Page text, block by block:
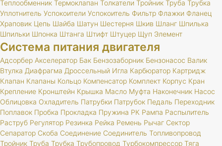
Теплообменник Термоклапан Толкатели Тройник Труба Трубка
Уплотнитель Успокоители Успокоитель Фильтр Флажки Фланец
Храповик Цепь Шайба Шатун Шестерня Шкив Шланг Шпилька
Шпильки Шпонка Штанга Штифт Штуцер Щуп Элемент
Система питания двигателя
Адсорбер Акселератор Бак Бензозаборник Бензонасос Валик
Втулка Диафрагма Дроссельный Игла Карбюратор Картридж
Клапан Клапаны Кольцо Компенсатор Комплект Корпус Кран
Крепление Кронштейн Крышка Масло Муфта Наконечник Насос
Облицовка Охладитель Патрубки Патрубок Педаль Переходник
Поплавок Пробка Прокладка Пружина РК Рампа Распылитель
Раструб Регулятор Резинка Рейка Ремень Рычаг Сектор
Сепаратор Скоба Соединение Соединитель Топливопровод
Тройник Труба Трубка Трубопровод Турбокомпрессор Тяга